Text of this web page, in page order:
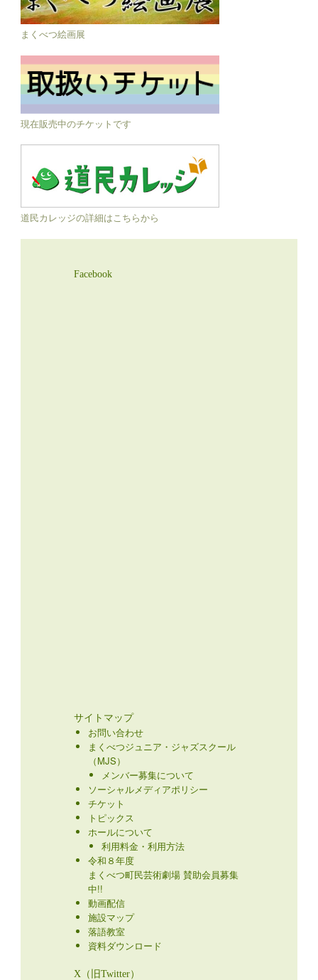
まくべつ絵画展
現在販売中のチケットです
道民カレッジの詳細はこちらから
Facebook
サイトマップ
お問い合わせ
まくべつジュニア・ジャズスクール
（MJS）
メンバー募集について
ソーシャルメディアポリシー
チケット
トピックス
ホールについて
利用料金・利用方法
令和８年度
まくべつ町民芸術劇場 賛助会員募集
中!!
動画配信
施設マップ
落語教室
資料ダウンロード
X（旧Twitter）